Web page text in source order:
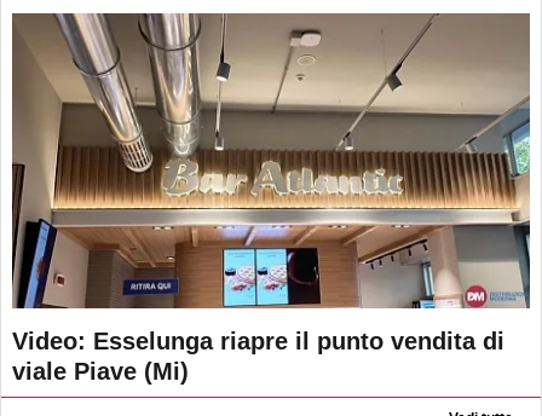
Video: Esselunga riapre il punto vendita di
viale Piave (Mi)